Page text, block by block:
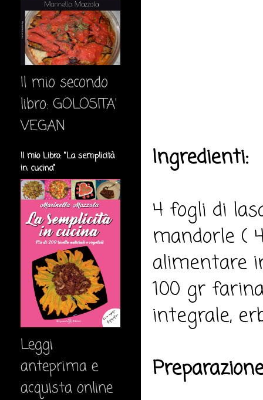
Ingredienti:
4 fogli di
mandorle (
alimentare
100 gr
integrale,
Il mio secondo
libro: GOLOSITA'
VEGAN
Il mio Libro: "La semplicità
in cucina"
Leggi
anteprima e
acquista online